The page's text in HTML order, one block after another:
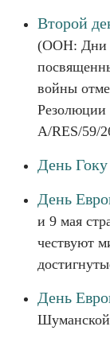
Второй
(ООН: Дни
войны
Резолюции
A/RES/59/
День
День
и 9 мая
чествуют
День